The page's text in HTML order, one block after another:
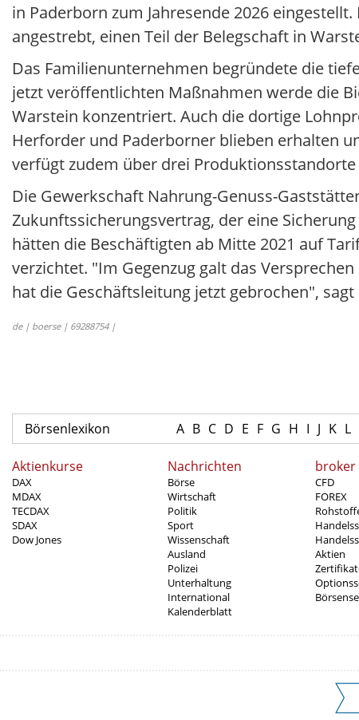
in Paderborn zum Jahresende 2026
angestrebt, einen Teil der Belegschaft in
Das Familienunternehmen begründete die
jetzt veröffentlichten Maßnahmen werde die
Warstein konzentriert. Auch die dortige
Herforder und Paderborner blieben erhalten
verfügt zudem über drei
Die Gewerkschaft Nahrung-Genuss-
Zukunftssicherungsvertrag, der eine
hätten die Beschäftigten ab Mitte 2021 auf
verzichtet. "Im Gegenzug galt das
hat die Geschäftsleitung jetzt gebrochen",
de | boerse | 69288754 |
Börsenlexikon A B C D E F G H I J K L
Aktienkurse
DAX
MDAX
TECDAX
SDAX
Dow Jones
Nachrichten
Börse
Wirtschaft
Politik
Sport
Wissenschaft
Ausland
Polizei
Unterhaltung
International
Kalenderblatt
broker
CFD
FOREX
Aktien